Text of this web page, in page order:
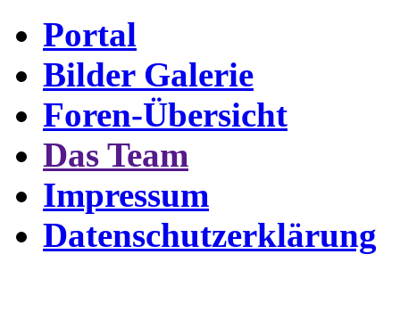
Portal
Bilder Galerie
Foren-Übersicht
Das Team
Impressum
Datenschutzerklärung